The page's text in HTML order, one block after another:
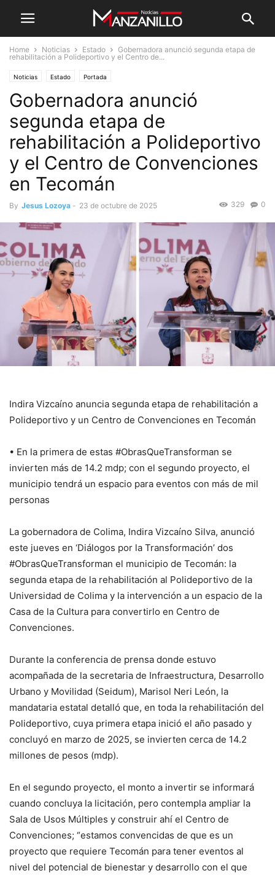
Home Noticias Estado
Gobernadora anunció segunda etapa de
rehabilitación a Polideportivo y el Centro de...
Noticias Estado Portada
Gobernadora anunció
segunda etapa de
rehabilitación a Polideportivo
y el Centro de Convenciones
en Tecomán
By Jesus Lozoya - 23 de octubre de 2025 0
329
Indira Vizcaíno anuncia segunda etapa de rehabilitación a
Polideportivo y un Centro de Convenciones en Tecomán
•⁠ ⁠En la primera de estas #ObrasQueTransforman se
invierten más de 14.2 mdp; con el segundo proyecto, el
municipio tendrá un espacio para eventos con más de mil
personas
La gobernadora de Colima, Indira Vizcaíno Silva, anunció
este jueves en ‘Diálogos por la Transformación’ dos
#ObrasQueTransforman el municipio de Tecomán: la
segunda etapa de la rehabilitación al Polideportivo de la
Universidad de Colima y la intervención a un espacio de la
Casa de la Cultura para convertirlo en Centro de
Convenciones.
Durante la conferencia de prensa donde estuvo
acompañada de la secretaria de Infraestructura, Desarrollo
Urbano y Movilidad (Seidum), Marisol Neri León, la
mandataria estatal detalló que, en toda la rehabilitación del
Polideportivo, cuya primera etapa inició el año pasado y
concluyó en marzo de 2025, se invierten cerca de 14.2
millones de pesos (mdp).
En el segundo proyecto, el monto a invertir se informará
cuando concluya la licitación, pero contempla ampliar la
Sala de Usos Múltiples y construir ahí el Centro de
Convenciones; “estamos convencidas de que es un
proyecto que requiere Tecomán para tener eventos al
nivel del potencial de bienestar y desarrollo con el que